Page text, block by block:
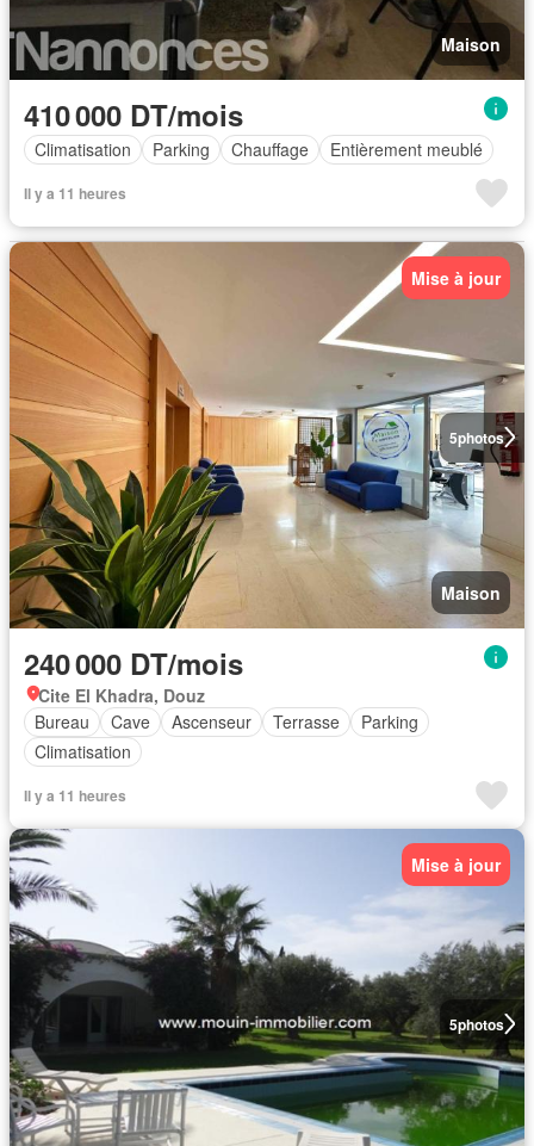
Maison
410 000 DT/mois
Climatisation Parking Chauffage Entièrement meublé
Il y a 11 heures
5photos
Mise à jour
Maison
240 000 DT/mois
Cite El Khadra, Douz
Bureau
Cave Ascenseur Terrasse
Parking
Climatisation
Il y a 11 heures
5photos
Mise à jour